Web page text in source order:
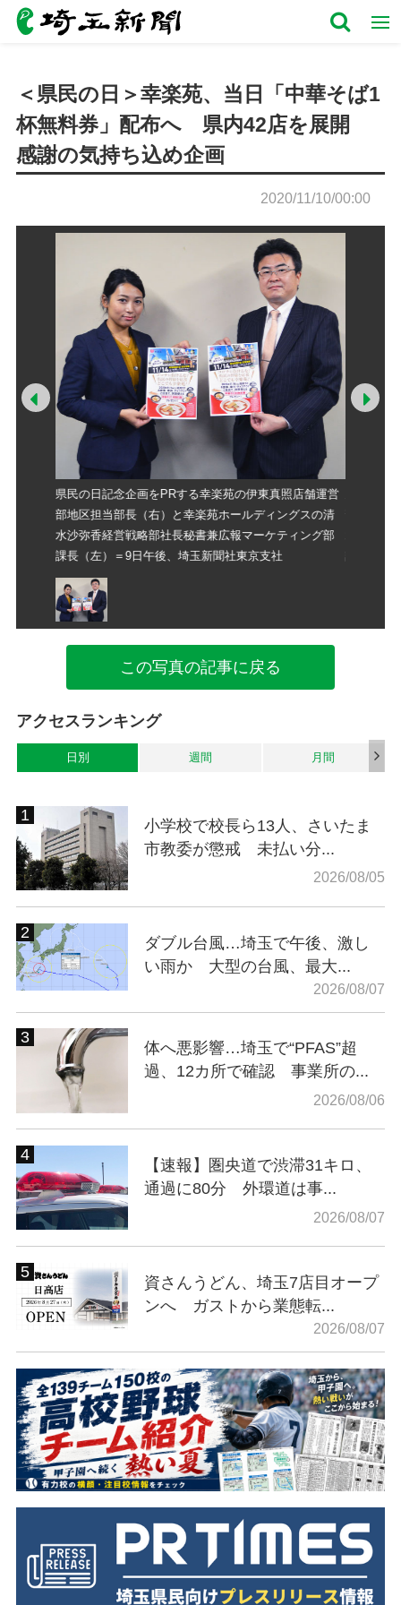
＜県民の日＞幸楽苑、当日「中華そば1
杯無料券」配布へ 県内42店を展開
感謝の気持ち込め企画
2020/11/10/00:00
県民の日記念企画をPRする幸楽苑の伊東真照店舗運営
部地区担当部長（右）と幸楽苑ホールディングスの清
水沙弥香経営戦略部社長秘書兼広報マーケティング部
課長（左）＝9日午後、埼玉新聞社東京支社
Prev
この写真の記事に戻る
アクセスランキング
日別 週間 月間
小学校で校長ら13人、さいたま
市教委が懲戒 未払い分...
2026/08/05
ダブル台風…埼玉で午後、激し
い雨か 大型の台風、最大...
2026/08/07
体へ悪影響…埼玉で“PFAS”超
過、12カ所で確認 事業所の...
2026/08/06
【速報】圏央道で渋滞31キロ、
通過に80分 外環道は事...
2026/08/07
資さんうどん、埼玉7店目オープ
ンへ ガストから業態転...
2026/08/07